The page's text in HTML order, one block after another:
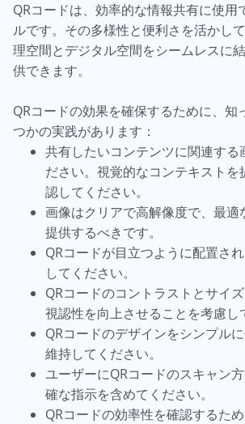
QRコードは、効率的な情報共有に使用
ルです。その多様性と便利さを活かし
理空間とデジタル空間をシームレスに
供できます。
QRコードの効果を確保するために、知
つかの実践があります：
共有したいコンテンツに関連する
ださい。視覚的なコンテキストを
認してください。
画像はクリアで高解像度で、最適
提供するべきです。
QRコードが目立つように配置さ
してください。
QRコードのコントラストとサイズ
視認性を向上させることを考慮し
QRコードのデザインをシンプル
維持してください。
ユーザーにQRコードのスキャン
確な指示を含めてください。
QRコードの効率性を確認するた